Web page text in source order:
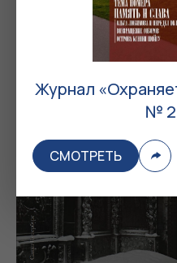
Осознанная реставрация, № 1,
Журнал «Реликвия»
Журнал
№
СМОТРЕТЬ